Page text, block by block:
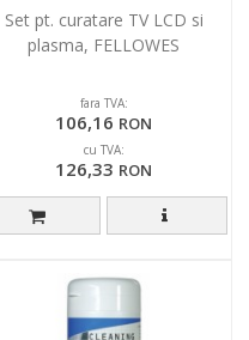
Set pt. curatare TV LCD si
plasma, FELLOWES
fara TVA:
106,16 RON
cu TVA:
126,33 RON